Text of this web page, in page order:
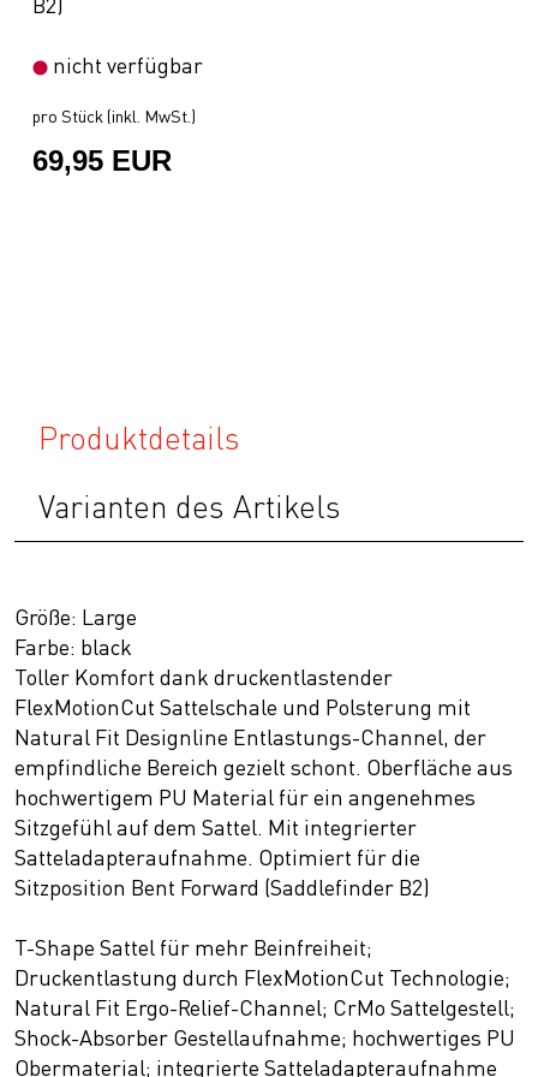
nicht verfügbar
pro Stück (inkl. MwSt.)
69,95 EUR
Produktdetails
Varianten des Artikels
Größe: Large
Farbe: black
Toller Komfort dank druckentlastender
FlexMotionCut Sattelschale und Polsterung mit
Natural Fit Designline Entlastungs-Channel, der
empfindliche Bereich gezielt schont. Oberfläche aus
hochwertigem PU Material für ein angenehmes
Sitzgefühl auf dem Sattel. Mit integrierter
Satteladapteraufnahme. Optimiert für die
Sitzposition Bent Forward (Saddlefinder B2)
T-Shape Sattel für mehr Beinfreiheit;
Druckentlastung durch FlexMotionCut Technologie;
Natural Fit Ergo-Relief-Channel; CrMo Sattelgestell;
Shock-Absorber Gestellaufnahme; hochwertiges PU
Obermaterial; integrierte Satteladapteraufnahme